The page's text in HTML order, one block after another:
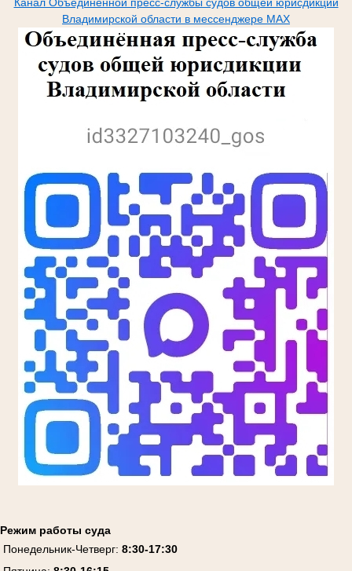
Владимирской области в мессенджере МАХ
Режим работы суда
Понедельник-Четверг: 8:30-17:30